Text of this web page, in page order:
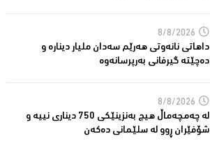
8/8/2026
داهاتی نانەوتی هەرێم سەدان ملیار دینارە و
دەچێتە گیرفانی بەرپرسانەوە
8/8/2026
لە چەمچەماڵ هیچ بەنزینێکى 750 دیناری نییە و
شۆفێران ڕوو لە سلێمانى دەکەن